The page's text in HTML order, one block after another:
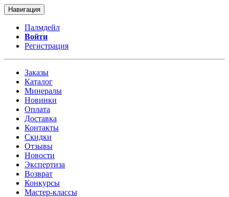
Навигация
Палмдейл
Войти
Регистрация
Заказы
Каталог
Минералы
Новинки
Оплата
Доставка
Контакты
Скидки
Отзывы
Новости
Экспертиза
Возврат
Конкурсы
Мастер-классы